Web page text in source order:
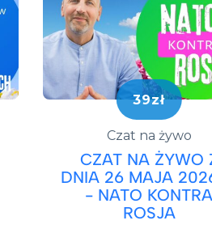
39zł
Czat na żywo
CZAT NA ŻYWO
DNIA 26 MAJA
- NATO KONTRA
ROSJA